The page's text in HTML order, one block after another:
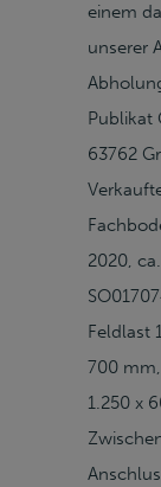
einem
unserer
63762
2020,
Feldlast
700
1.250 x